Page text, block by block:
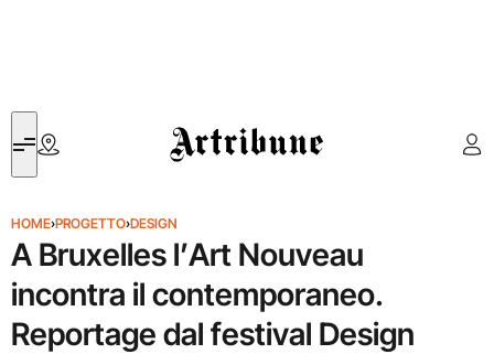
Artribune
HOME›PROGETTO›DESIGN
A Bruxelles l’Art Nouveau
incontra il contemporaneo.
Reportage dal festival Design